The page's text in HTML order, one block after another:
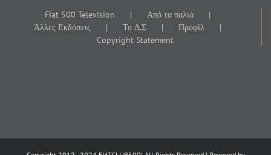
Fiat 500 Television
Από τα παλιά
Άλλες Εκδόσεις
Το Δ.Σ
Προφίλ
Copyright Statement